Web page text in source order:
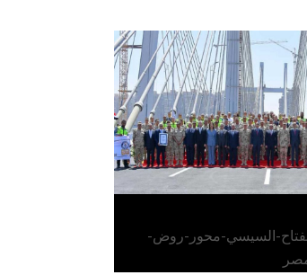
السيسي يفتتح محور روض
وكوبري تحيا مصر
السيسي-محور-روض-